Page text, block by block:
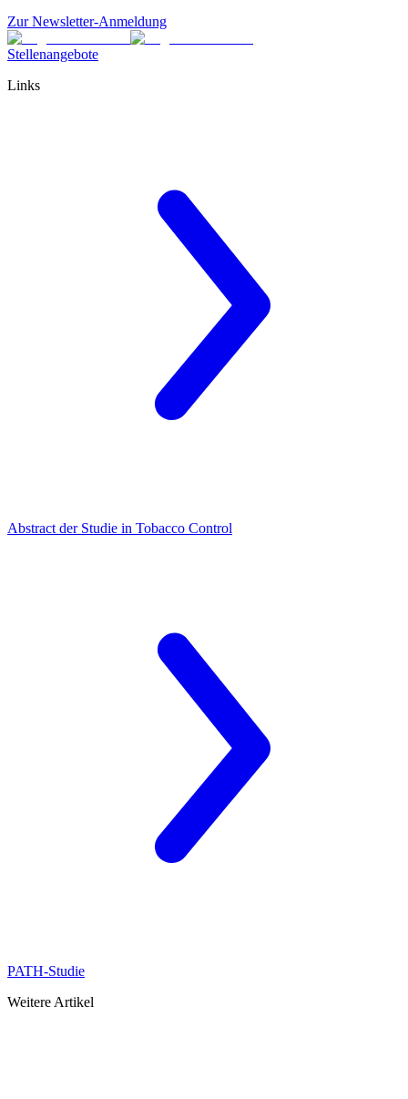
Zur Newsletter-Anmeldung
Stellenangebote
Links
Abstract der Studie in Tobacco Control
PATH-Studie
Weitere Artikel